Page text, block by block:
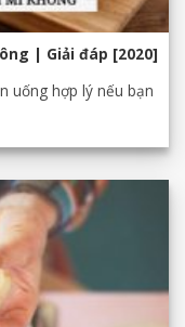
| Giải đáp [2020]
uống hợp lý nếu bạn